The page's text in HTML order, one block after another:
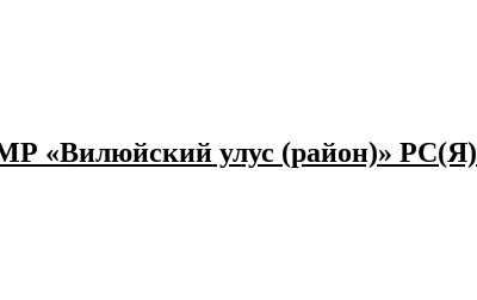
«Вилюйский улус (район)» РС(Я)